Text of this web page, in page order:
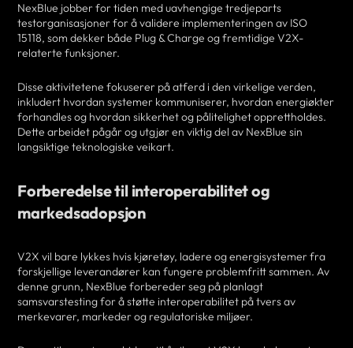
NexBlue jobber for tiden med uavhengige tredjeparts
testorganisasjoner for å validere implementeringen av ISO
15118, som dekker både Plug & Charge og fremtidige V2X-
relaterte funksjoner.
Disse aktivitetene fokuserer på atferd i den virkelige verden,
inkludert hvordan systemer kommuniserer, hvordan energiøkter
forhandles og hvordan sikkerhet og pålitelighet opprettholdes.
Dette arbeidet pågår og utgjør en viktig del av NexBlue sin
langsiktige teknologiske veikart.
Forberedelse til interoperabilitet og
markedsadopsjon
V2X vil bare lykkes hvis kjøretøy, ladere og energisystemer fra
forskjellige leverandører kan fungere problemfritt sammen. Av
denne grunn, NexBlue forbereder seg på planlagt
samsvarstesting for å støtte interoperabilitet på tvers av
merkevarer, markeder og regulatoriske miljøer.